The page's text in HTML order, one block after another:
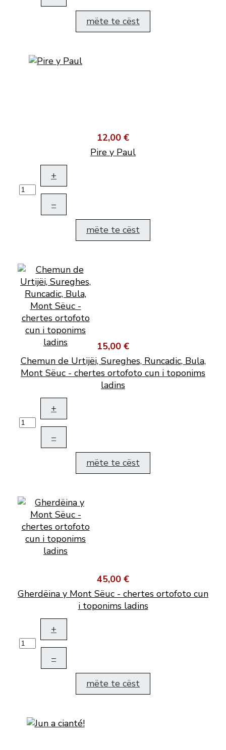
mëte te cëst
12,00 €
Pire y Paul
+
–
mëte te cëst
15,00 €
Chemun de Urtijëi, Sureghes, Runcadic, Bula,
Mont Sëuc - chertes ortofoto cun i toponims
ladins
+
–
mëte te cëst
45,00 €
Gherdëina y Mont Sëuc - chertes ortofoto cun
i toponims ladins
+
–
mëte te cëst